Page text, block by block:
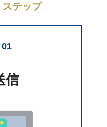
テップ
01
信